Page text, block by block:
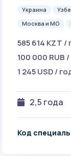
Украина
Москва и МО
585 614 KZT /
100 000 RUB
1 245 USD /
2,5 года
Код